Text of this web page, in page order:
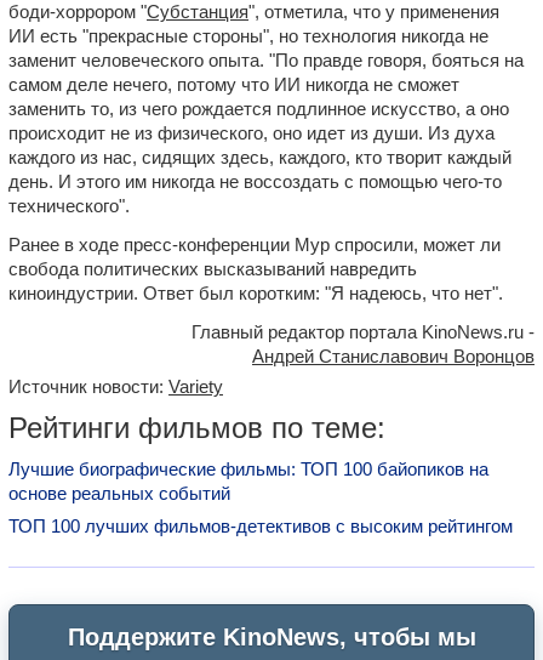
боди-хоррором "Субстанция", отметила, что у применения
ИИ есть "прекрасные стороны", но технология никогда не
заменит человеческого опыта. "По правде говоря, бояться на
самом деле нечего, потому что ИИ никогда не сможет
заменить то, из чего рождается подлинное искусство, а оно
происходит не из физического, оно идет из души. Из духа
каждого из нас, сидящих здесь, каждого, кто творит каждый
день. И этого им никогда не воссоздать с помощью чего-то
технического".
Ранее в ходе пресс-конференции Мур спросили, может ли
свобода политических высказываний навредить
киноиндустрии. Ответ был коротким: "Я надеюсь, что нет".
Главный редактор портала KinoNews.ru -
Андрей Станиславович Воронцов
Источник новости: Variety
Рейтинги фильмов по теме:
Лучшие биографические фильмы: ТОП 100 байопиков на
основе реальных событий
ТОП 100 лучших фильмов-детективов с высоким рейтингом
Поддержите KinoNews, чтобы мы